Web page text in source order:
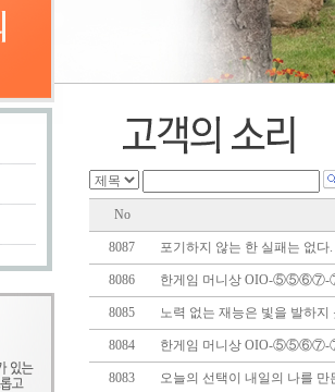
No
8087 포기하지 않는 한 실패는 없다.
8086 한게임 머니상 OIO-
8085 노력 없는 재능은 빛을 발하지
8084 한게임 머니상 OIO-
8083 오늘의 선택이 내일의 나를 만